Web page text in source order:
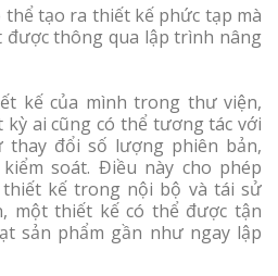
thể tạo ra thiết kế phức tạp mà
được thông qua lập trình nâng
kế của mình trong thư viện,
ai cũng có thể tương tác với
thay đổi số lượng phiên bản,
soát. Điều này cho phép
kế trong nội bộ và tái sử
một thiết kế có thể được tận
sản phẩm gần như ngay lập